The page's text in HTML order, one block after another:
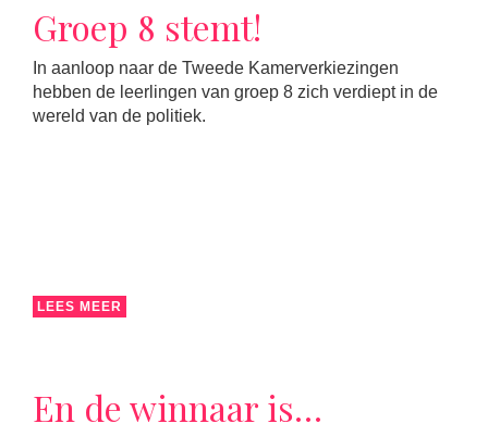
Groep 8 stemt!
In aanloop naar de Tweede Kamerverkiezingen
hebben de leerlingen van groep 8 zich verdiept in de
wereld van de politiek.
LEES MEER
En de winnaar is…